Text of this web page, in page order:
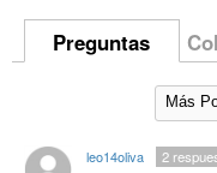
Preguntas
leo14oliva 2